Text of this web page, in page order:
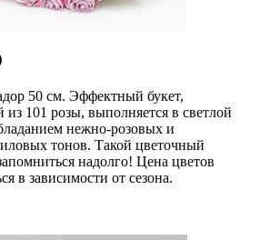
50 см. Эффектный букет,
из 101 розы, выполняется в светлой
нежно-розовых и
тонов. Такой цветочный
надолго! Цена цветов
в зависимости от сезона.